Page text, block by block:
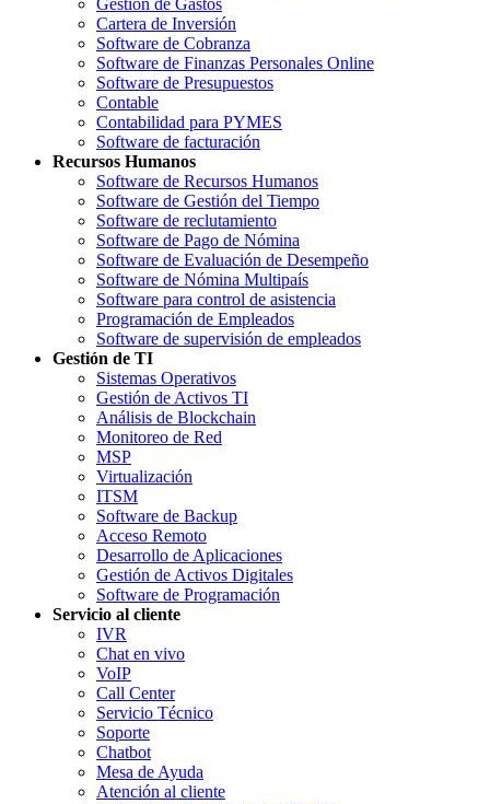
Cartera de Inversión
Software de Cobranza
Software de Finanzas Personales Online
Software de Presupuestos
Contable
Contabilidad para PYMES
Software de facturación
Recursos Humanos
Software de Recursos Humanos
Software de Gestión del Tiempo
Software de reclutamiento
Software de Pago de Nómina
Software de Evaluación de Desempeño
Software de Nómina Multipaís
Software para control de asistencia
Programación de Empleados
Software de supervisión de empleados
Gestión de TI
Sistemas Operativos
Gestión de Activos TI
Análisis de Blockchain
Monitoreo de Red
MSP
Virtualización
ITSM
Software de Backup
Acceso Remoto
Desarrollo de Aplicaciones
Gestión de Activos Digitales
Software de Programación
Servicio al cliente
IVR
Chat en vivo
VoIP
Call Center
Servicio Técnico
Soporte
Chatbot
Mesa de Ayuda
Atención al cliente